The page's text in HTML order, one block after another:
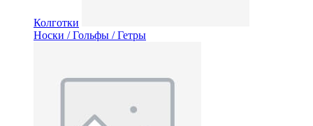
Колготки
Носки / Гольфы / Гетры